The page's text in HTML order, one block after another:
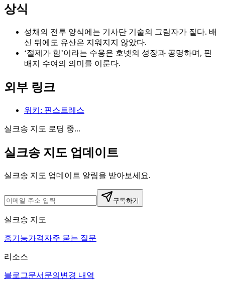
상식
성채의 전투 양식에는 기사단 기술의 그림자가 짙다. 배
신 뒤에도 유산은 지워지지 않았다.
‘절제가 힘’이라는 수용은 호넷의 성장과 공명하며, 핀
배지 수여의 의미를 이룬다.
외부 링크
위키 : 핀스트레스
실크송 지도 로딩 중...
실크송 지도 업데이트
실크송 지도 업데이트 알림을 받아보세요.
구독하기
실크송 지도
홈기능가격자주 묻는 질문
리소스
블로그문서 문의 변경 내역